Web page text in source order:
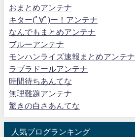
おまとめアンテナ
キター(ﾟ∀ﾟ)ー！アンテナ
なんでもまとめアンテナ
ブルーアンテナ
モンハンライズ速報まとめアンテナ
ラブラドールアンテナ
時間待ちあんてな
無理難題アンテナ
驚きの白さあんてな
人気ブログランキング